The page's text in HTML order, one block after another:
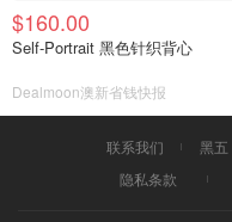
$160.00
Self-Portrait 黑色针织背心
Dealmoon澳新省钱快报
联系我们 黑五
隐私条款